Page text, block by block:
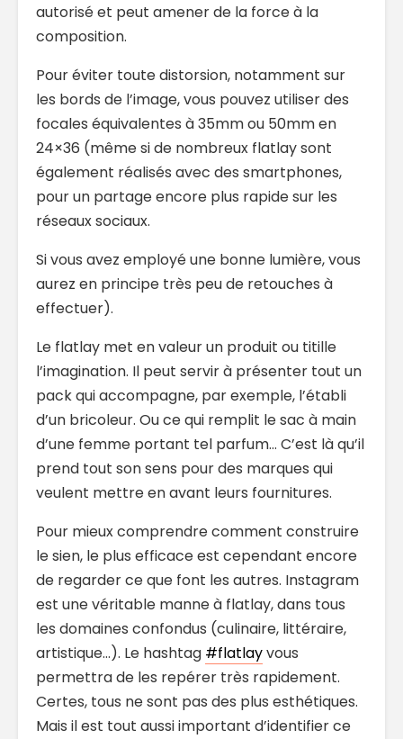
autorisé et peut amener de la force à la
composition.
Pour éviter toute distorsion, notamment sur
les bords de l’image, vous pouvez utiliser des
focales équivalentes à 35mm ou 50mmen
24×36 (même si de nombreux flatlay sont
également réalisés avec des smartphones,
pour un partage encore plus rapide sur les
réseaux sociaux.
Si vous avez employé une bonne lumière, vous
aurez en principe très peu de retouches à
effectuer).
Le flatlay met en valeur un produit ou titille
l’imagination. Il peut servir à présenter tout un
pack qui accompagne, par exemple, l’établi
d’un bricoleur. Ou ce qui remplit le sac à main
d’une femme portant tel parfum… C’est là qu’il
prend tout son sens pour des marques qui
veulent mettre en avant leurs fournitures.
Pour mieux comprendre comment construire
le sien, le plus efficace est cependant encore
de regarder ce que font les autres. Instagram
est une véritable manne à flatlay, dans tous
les domaines confondus (culinaire, littéraire,
artistique…). Le hashtag #flatlayvous
permettra de les repérer très rapidement.
Certes, tous ne sont pas des plus esthétiques.
Mais il est tout aussi important d’identifier ce